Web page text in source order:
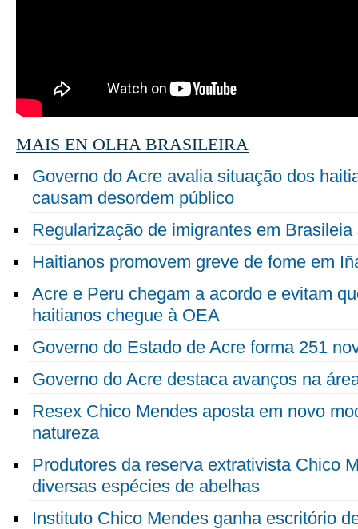
MAIS EN OLHA BRASILEIRA
Governo do Acre avalia situação dos
causam desordem público
Regularização de imigrantes em
Haitianos promovem greve de fome em
Acre e Peru chegam a acordo e evitam
haitianos chegue à OEA
Governo do Estado de Acre forma 251
Governo do Acre destaca avanços na
Resex Chico Mendes aposta em novo
natureza
Produtores da reserva extrativista Chico
diversas espécies de abelhas
Instituto Chico Mendes ganha escritório